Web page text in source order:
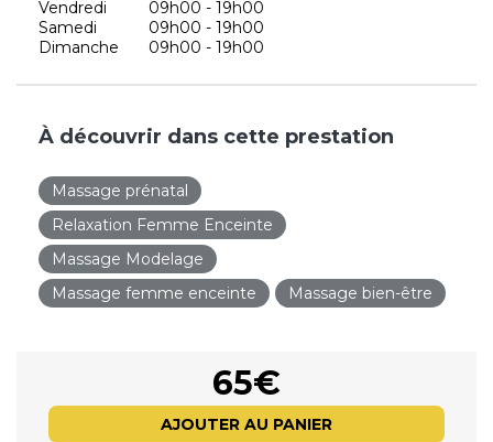
Vendredi
09h00 - 19h00
Samedi
09h00 - 19h00
Dimanche
09h00 - 19h00
À découvrir dans cette prestation
Massage prénatal
Relaxation Femme Enceinte
Massage Modelage
Massage femme enceinte
Massage bien-être
65€
AJOUTER AU PANIER